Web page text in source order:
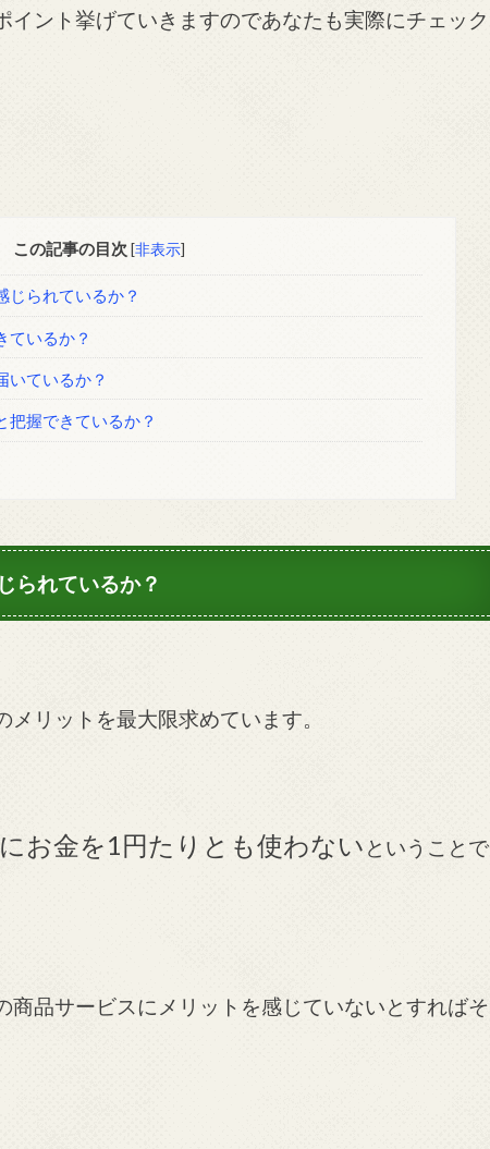
イント挙げていきますのであなたも実際にチェック
この記事の目次 [非表示]
じられているか？
ているか？
いているか？
把握できているか？
られているか？
リットを最大限求めています。
お金を1円たりとも使わない ということで
商品サービスにメリットを感じていないとすればそ